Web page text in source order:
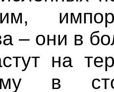
– они в
на
в